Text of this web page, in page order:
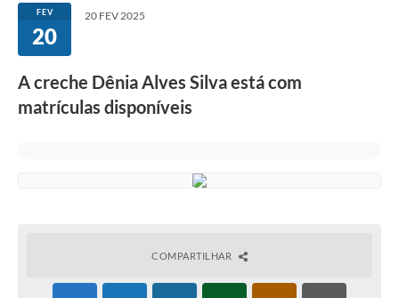
FEV
20
20 FEV 2025
A creche Dênia Alves Silva está com
matrículas disponíveis
COMPARTILHAR